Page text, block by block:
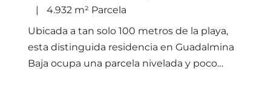
4.932 m² Parcela
Ubicada a tan solo 100 metros de la playa,
esta distinguida residencia en Guadalmina
Baja ocupa una parcela nivelada y poco